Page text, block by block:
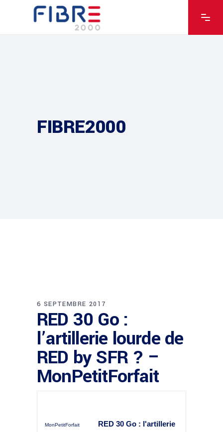
FIBRE2000
6 SEPTEMBRE 2017
RED 30 Go :
l’artillerie lourde de
RED by SFR ? –
MonPetitForfait
MonPetitForfait
RED 30 Go : l'artillerie